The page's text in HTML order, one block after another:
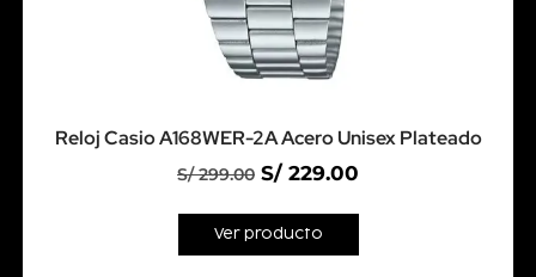
Reloj Casio A168WER-2A Acero Unisex Plateado
S/299.00 S/ 229.00
Ver producto